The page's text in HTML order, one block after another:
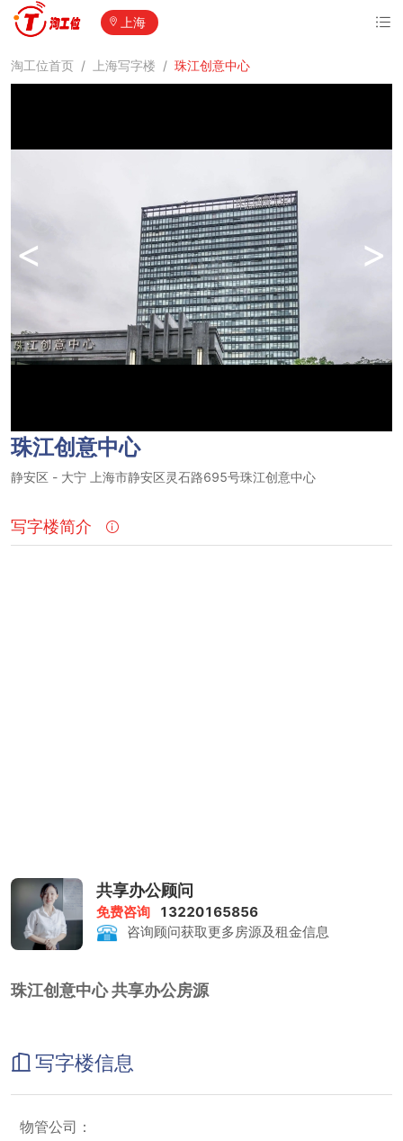
上海
淘工位首页 / 上海写字楼 / 珠江创意中心
< >
珠江创意中心
静安区 - 大宁上海市静安区灵石路695号珠江创意中心
写字楼简介
共享办公顾问
免费咨询
13220165856
咨询顾问获取更多房源及租金信息
珠江创意中心 共享办公房源
写字楼信息
物管公司：